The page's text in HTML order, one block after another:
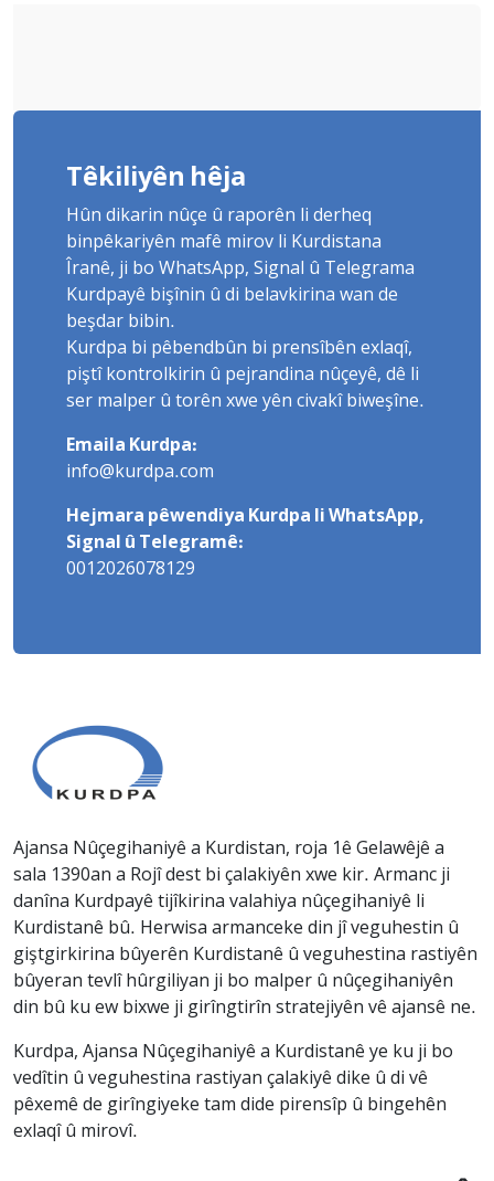
Têkiliyên hêja
Hûn dikarin nûçe û raporên li derheq
binpêkariyên mafê mirov li Kurdistana
Îranê, ji bo WhatsApp, Signal û Telegrama
Kurdpayê bişînin û di belavkirina wan de
beşdar bibin.
Kurdpa bi pêbendbûn bi prensîbên exlaqî,
piştî kontrolkirin û pejrandina nûçeyê, dê li
ser malper û torên xwe yên civakî biweşîne.
Emaila Kurdpa:
info@kurdpa.com
Hejmara pêwendiya Kurdpa li WhatsApp,
Signal û Telegramê:
0012026078129
Ajansa Nûçegihaniyê a Kurdistan, roja 1ê Gelawêjê a
sala 1390an a Rojî dest bi çalakiyên xwe kir. Armanc ji
danîna Kurdpayê tijîkirina valahiya nûçegihaniyê li
Kurdistanê bû. Herwisa armanceke din jî veguhestin û
giştgirkirina bûyerên Kurdistanê û veguhestina rastiyên
bûyeran tevlî hûrgiliyan ji bo malper û nûçegihaniyên
din bû ku ew bixwe ji girîngtirîn stratejiyên vê ajansê ne.
Kurdpa, Ajansa Nûçegihaniyê a Kurdistanê ye ku ji bo
vedîtin û veguhestina rastiyan çalakiyê dike û di vê
pêxemê de girîngiyeke tam dide pirensîp û bingehên
exlaqî û mirovî.